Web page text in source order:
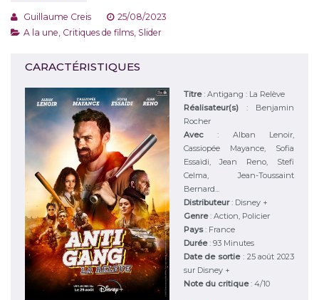
Guillaume Creis
25/08/2023
A la une Critiques de films Slider
CARACTÉRISTIQUES
Titre: Antigang : La Relève
Réalisateur(s) : Benjamin
Rocher
Avec: Alban Lenoir,
Cassiopée Mayance, Sofia
Essaïdi, Jean Reno, Stefi
Celma, Jean-Toussaint
Bernard...
Distributeur: Disney +
Genre: Action, Policier
Pays: France
Durée: 93 Minutes
Date de sortie : 25 août 2023
sur Disney +
Note du critique: 4/10